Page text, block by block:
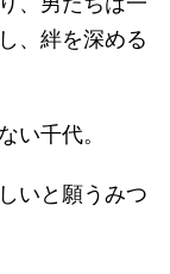
、絆を深める
い千代。
いと願うみつ